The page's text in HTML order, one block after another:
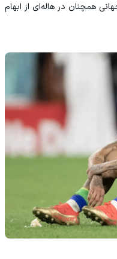
همچنان در هاله‌ای از ابهام